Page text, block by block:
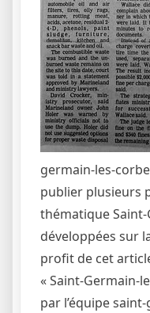
germain-les-
publier plusieurs
thématique
développées sur
profit de cet
« Saint-Germain-
par l’équipe